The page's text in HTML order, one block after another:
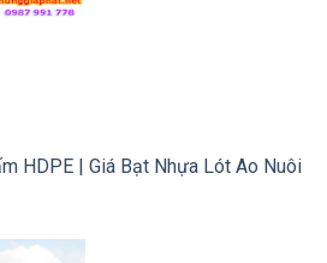
HDPE | Giá Bạt Nhựa Lót Ao Nuôi